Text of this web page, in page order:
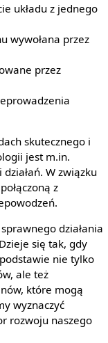
układu z jednego
wywołana przez
przez
skutecznego i
jest m.in.
W związku
z
działania
się tak, gdy
nie tylko
ale też
które mogą
wyznaczyć
rozwoju naszego